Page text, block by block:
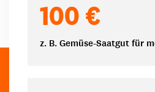
100 €
z. B. Gemüse-Saatgut für